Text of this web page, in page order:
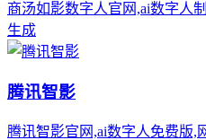
商汤如影数字人官网,ai数字人
生成
腾讯智影
腾讯智影官网,ai数字人免费版,